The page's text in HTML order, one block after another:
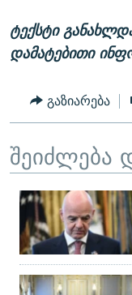
ტექსტი
დამატებითი
გაზიარება
შეიძლება